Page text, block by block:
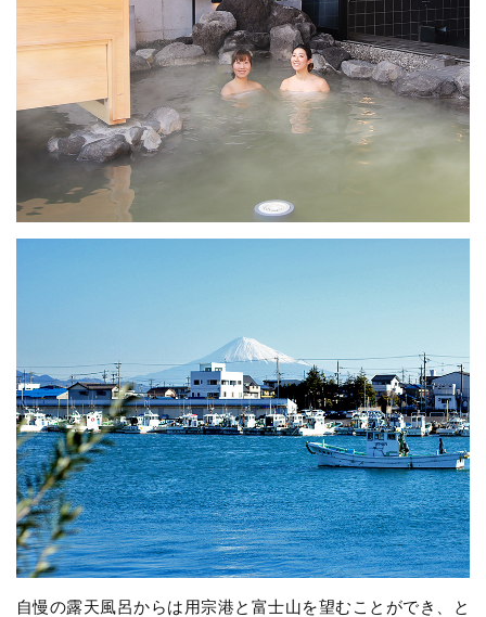
自慢の露天風呂からは用宗港と富士山を望むことができ、と